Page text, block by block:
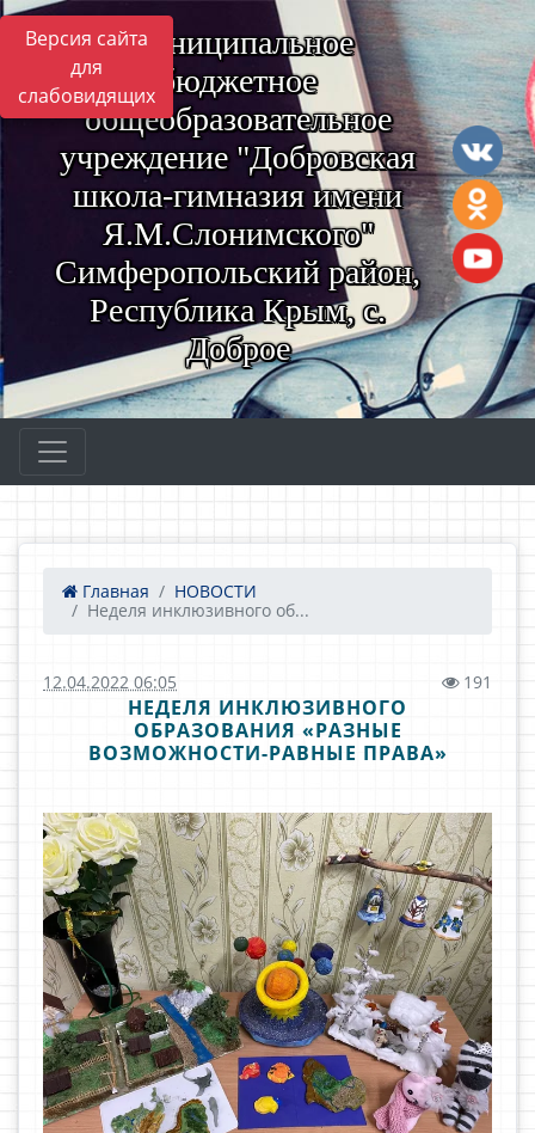
Версия сайта
для
слабовидящих
Муниципальное
бюджетное
общеобразовательное
учреждение "Добровская
школа-гимназия имени
Я.М.Слонимского"
Симферопольский район,
Республика Крым, с.
Доброе
Главная
НОВОСТИ
Неделя инклюзивного об...
12.04.2022 06:05 191
НЕДЕЛЯ ИНКЛЮЗИВНОГО
ОБРАЗОВАНИЯ «РАЗНЫЕ
ВОЗМОЖНОСТИ-РАВНЫЕ ПРАВА»